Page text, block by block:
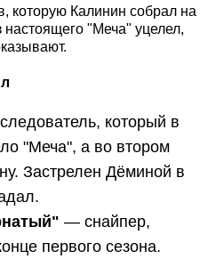
которую Калинин собрал на
настоящего "Меча" уцелел,
который в
"Меча", а во втором
Застрелен Дёминой в
— снайпер,
первого сезона.